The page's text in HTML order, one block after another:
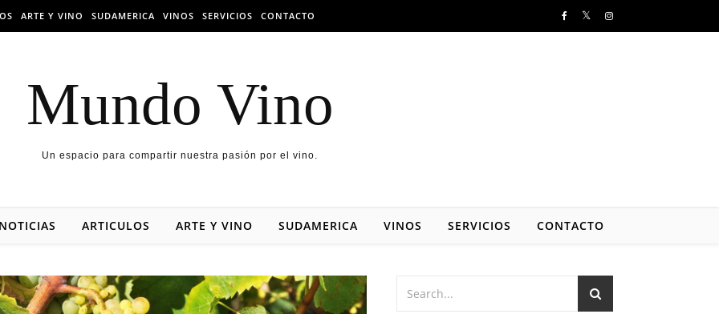
ARTE Y VINO SUDAMERICA VINOS SERVICIOS CONTACTO
Mundo Vino
Un espacio para compartir nuestra pasión por el vino.
ARTICULOS ARTE Y VINO SUDAMERICA VINOS SERVICIOS CONTACTO